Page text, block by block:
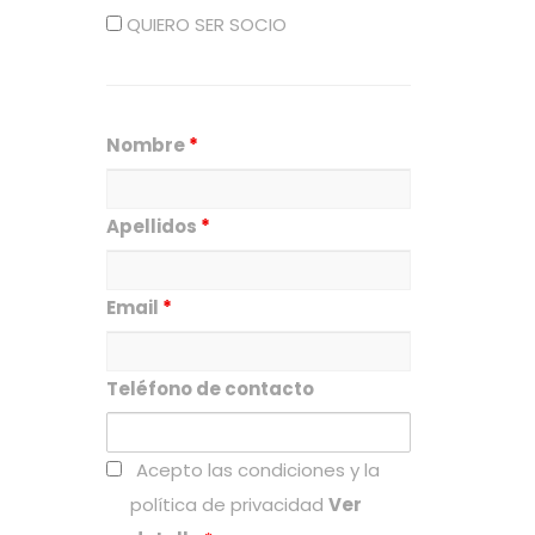
QUIERO SER SOCIO
Nombre*
Apellidos *
Email *
Teléfono de contacto
Acepto las condiciones y la
política de privacidad Ver